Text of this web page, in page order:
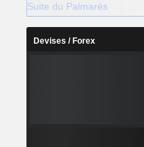
Suite du Palmarès
Devises / Forex